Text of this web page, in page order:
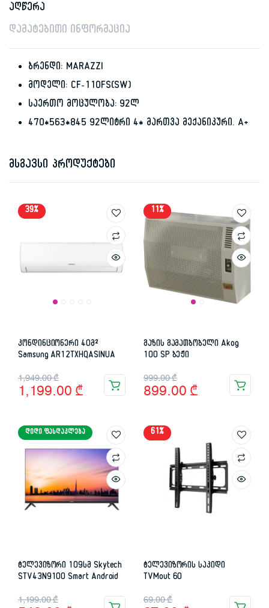
აღწერა
დამატებითი ინფორმაცია
ბრენდი: MARAZZI
მოდელი: CF-110FS(SW)
საერთო მოცულობა: 92ლ
470*563*845 92ლიტრი 4* მართვა მექანიკური. A+
მსგავსი პროდუქტები
39%
კონდინციონერი 40მ²
Samsung AR12TXHQASINUA
1,949.00₾
Original
price
1,949.00 ₾.
1,199.00 ₾
Current
price
1,199.00 ₾.
11%
გაზის გამათბობელი Akog
100 SP ბეჟი
999.00₾
Original
price
999.00 ₾.
899.00 ₾
Current
price
899.00 ₾.
ᲓᲘᲓᲘ ᲤᲐᲡᲓᲐᲙᲚᲔᲑᲐ
ტელევიზორი 109სმ Skytech
STV43N9100 Smart Android
1,199.00₾
Original
Current
61%
ტელევიზორის საკიდი
TVMout 60
69.00₾
Original
Current